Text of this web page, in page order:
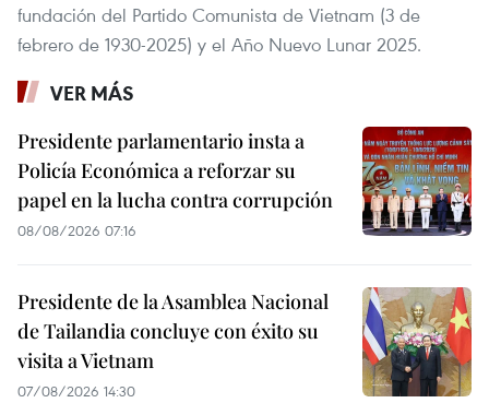
fundación del Partido Comunista de Vietnam (3 de
febrero de 1930-2025) y el Año Nuevo Lunar 2025.
VER MÁS
Presidente parlamentario insta a
Policía Económica a reforzar su
papel en la lucha contra corrupción
08/08/2026 07:16
Presidente de la Asamblea Nacional
de Tailandia concluye con éxito su
visita a Vietnam
07/08/2026 14:30